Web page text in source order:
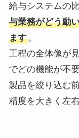
給与システムの
与業務がどう動
ます。
工程の全体像が
でどの機能が不
製品を絞り込む
精度を大きく左右